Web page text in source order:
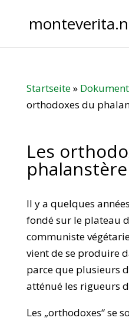
Startseite»
orthodoxes du
Les
phalanstère
Il y a quelques
fondé sur le plateau
communiste
vient de se produire
parce que plusieurs
atténué les rigueurs
Les „orthodoxes“ se